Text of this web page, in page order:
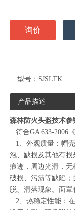
询价
型号： SJSLTK
产品描述
森林防火头盔技术参
符合GA 633-2006
1、外观质量：帽
泡、缺损及其他有
痕迹，周边光滑，无
破损、污渍等缺陷
脱、滑落现象。面罩
2、热稳定性能：在